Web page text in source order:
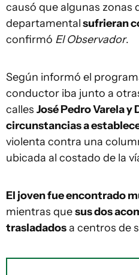
causó que algunas zonas
departamentalsufrieran
confirmó El Observador.
Según informó el
conductor iba junto a
calles José Pedro Varela y
circunstancias a
violenta contra una
ubicada al costado de la
El joven fue encontrado
mientras quesus dos
trasladadosa centros de